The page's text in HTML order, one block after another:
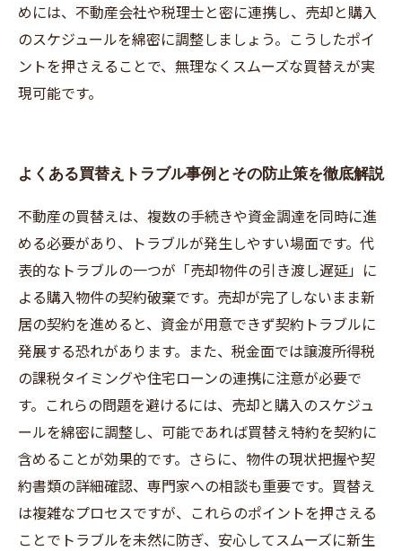
めには、不動産会社や税理士と密に連携し、売却と購入
のスケジュールを綿密に調整しましょう。こうしたポイ
ントを押さえることで、無理なくスムーズな買替えが実
現可能です。
よくある買替えトラブル事例とその防止策を徹底解説
不動産の買替えは、複数の手続きや資金調達を同時に進
める必要があり、トラブルが発生しやすい場面です。代
表的なトラブルの一つが「売却物件の引き渡し遅延」に
よる購入物件の契約破棄です。売却が完了しないまま新
居の契約を進めると、資金が用意できず契約トラブルに
発展する恐れがあります。また、税金面では譲渡所得税
の課税タイミングや住宅ローンの連携に注意が必要で
す。これらの問題を避けるには、売却と購入のスケジュ
ールを綿密に調整し、可能であれば買替え特約を契約に
含めることが効果的です。さらに、物件の現状把握や契
約書類の詳細確認、専門家への相談も重要です。買替え
は複雑なプロセスですが、これらのポイントを押さえる
ことでトラブルを未然に防ぎ、安心してスムーズに新生